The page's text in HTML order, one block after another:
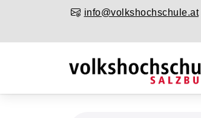
info@volkshochschule.at